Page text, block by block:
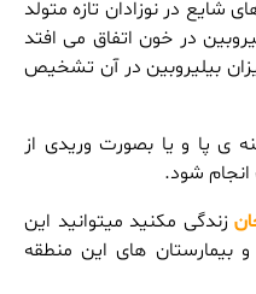
شایع در نوزادان تازه متولد
در خون اتفاق می افتد
بیلیروبین در آن تشخیص
ی پا و یا بصورت وریدی از
شود.
زندگی مکنید میتوانید این
بیمارستان های این منطقه